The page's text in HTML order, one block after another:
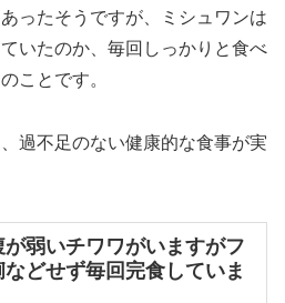
ったそうですが、ミシュワンは
いたのか、毎回しっかりと食べ
ことです。
過不足のない健康的な食事が実
が弱いチワワがいますがフ
どせず毎回完食していま